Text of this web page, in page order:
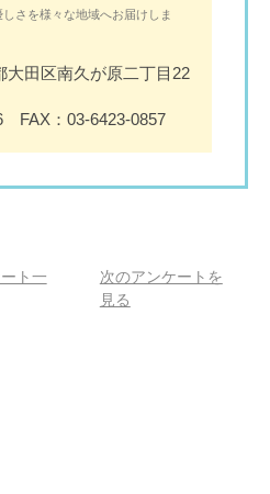
さを様々な地域へお届けしま
田区南久が原二丁目22
FAX：03-6423-0857
ト一
次のアンケートを
見る